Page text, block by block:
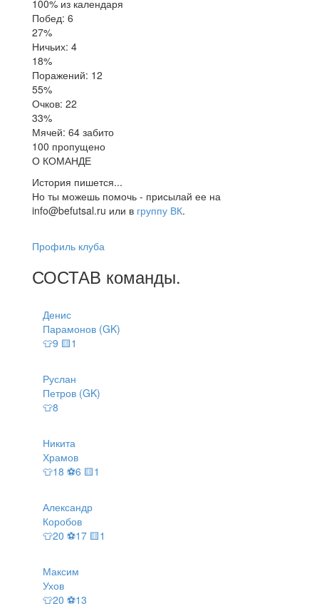
100% из календаря
Побед: 6
27%
Ничьих: 4
18%
Поражений: 12
55%
Очков: 22
33%
Мячей: 64 забито
100 пропущено
О КОМАНДЕ
История пишется...
Но ты можешь помочь - присылай ее на
info@befutsal.ru или в группу ВК.
Профиль клуба
СОСТАВ команды.
Денис
Парамонов (GK)
👕9 🟨1
Руслан
Петров (GK)
👕8
Никита
Храмов
👕18 ⚽6 🟨1
Александр
Коробов
👕20 ⚽17 🟨1
Максим
Ухов
👕20 ⚽13